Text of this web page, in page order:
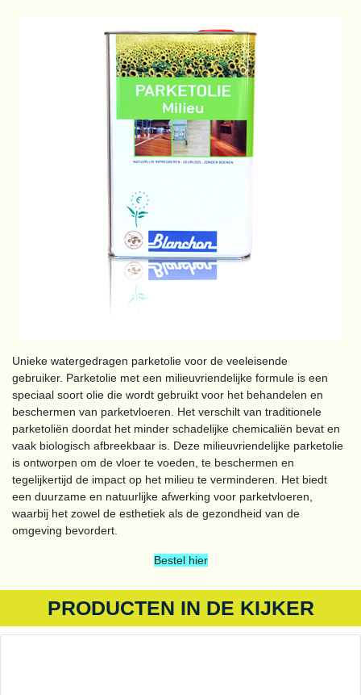
Unieke watergedragen parketolie voor de veeleisende
gebruiker. Parketolie met een milieuvriendelijke formule is een
speciaal soort olie die wordt gebruikt voor het behandelen en
beschermen van parketvloeren. Het verschilt van traditionele
parketoliën doordat het minder schadelijke chemicaliën bevat en
vaak biologisch afbreekbaar is. Deze milieuvriendelijke parketolie
is ontworpen om de vloer te voeden, te beschermen en
tegelijkertijd de impact op het milieu te verminderen. Het biedt
een duurzame en natuurlijke afwerking voor parketvloeren,
waarbij het zowel de esthetiek als de gezondheid van de
omgeving bevordert.
Bestel hier
PRODUCTEN IN DE KIJKER